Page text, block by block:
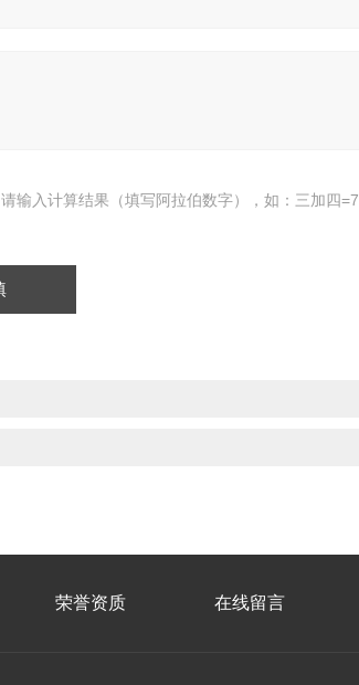
请输入计算结果（填写阿拉伯数字），如：三加四=7
荣誉资质 在线留言